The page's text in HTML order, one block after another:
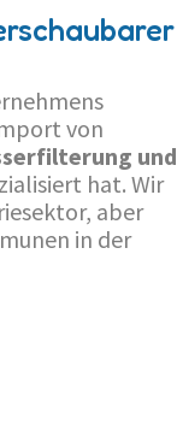
von
und
hat. Wir
aber
in der